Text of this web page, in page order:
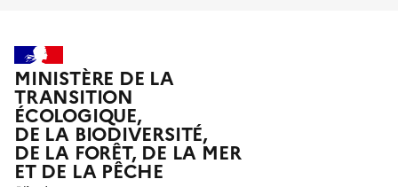
MINISTÈRE DE LA
TRANSITION
ÉCOLOGIQUE,
DE LA BIODIVERSITÉ,
DE LA FORÊT, DE LA MER
ET DE LA PÊCHE